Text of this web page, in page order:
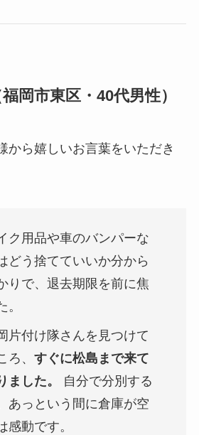
岡市東区・40代男性）
から嬉しいお言葉をいただき
ク用品や車のバンパーな
どう捨てていいか分から
りで、退去期限を前に焦
。
片付け隊さんを見つけて
ろ、 すぐに松島まで来て
ました。
自分で分別する
あっという間に倉庫が空
感動です。